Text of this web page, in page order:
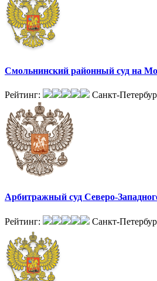
Смольнинский районный суд на
Рейтинг: Санкт-
Арбитражный суд Северо-
Рейтинг: Санкт-